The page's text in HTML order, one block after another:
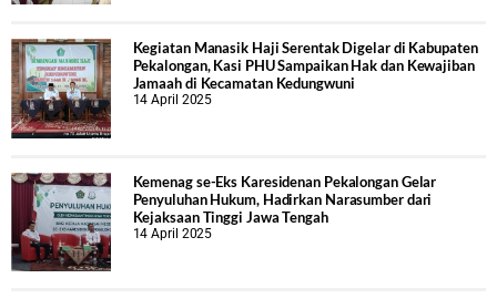
Kegiatan Manasik Haji Serentak Digelar di Kabupaten
Pekalongan, Kasi PHU Sampaikan Hak dan Kewajiban
Jamaah di Kecamatan Kedungwuni
14 April 2025
Kemenag se-Eks Karesidenan Pekalongan Gelar
Penyuluhan Hukum, Hadirkan Narasumber dari
Kejaksaan Tinggi Jawa Tengah
14 April 2025